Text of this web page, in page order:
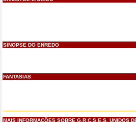
SINOPSE DO ENREDO
FANTASIAS
MAIS INFORMAÇÕES SOBRE G.R.C.S.E.S. UNIDOS